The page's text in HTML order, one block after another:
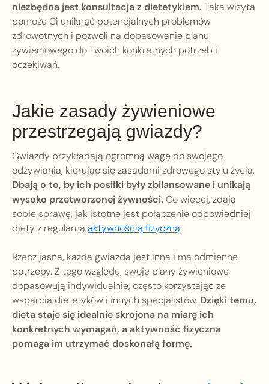
niezbędna jest konsultacja z dietetykiem. Taka wizyta
pomoże Ci uniknąć potencjalnych problemów
zdrowotnych i pozwoli na dopasowanie planu
żywieniowego do Twoich konkretnych potrzeb i
oczekiwań.
Jakie zasady żywieniowe
przestrzegają gwiazdy?
Gwiazdy przykładają ogromną wagę do swojego
odżywiania, kierując się zasadami zdrowego stylu życia.
Dbają o to, by ich posiłki były zbilansowane i unikają
wysoko przetworzonej żywności. Co więcej, zdają
sobie sprawę, jak istotne jest połączenie odpowiedniej
diety z regularną aktywnością fizyczną.
Rzecz jasna, każda gwiazda jest inna i ma odmienne
potrzeby. Z tego względu, swoje plany żywieniowe
dopasowują indywidualnie, często korzystając ze
wsparcia dietetyków i innych specjalistów. Dzięki temu,
dieta staje się idealnie skrojona na miarę ich
konkretnych wymagań, a aktywność fizyczna
pomaga im utrzymać doskonałą formę.